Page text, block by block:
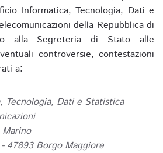
Informatica, Tecnologia, Dati e
della Repubblica di
alla Segreteria di Stato alle
controversie, contestazioni
a:
Tecnologia, Dati e Statistica
47893 Borgo Maggiore